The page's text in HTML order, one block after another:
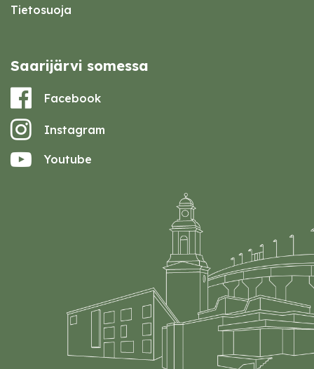
Tietosuoja
Saarijärvi somessa
Facebook
Instagram
Youtube